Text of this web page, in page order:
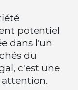
potentiel
dans l'un
du
c'est une